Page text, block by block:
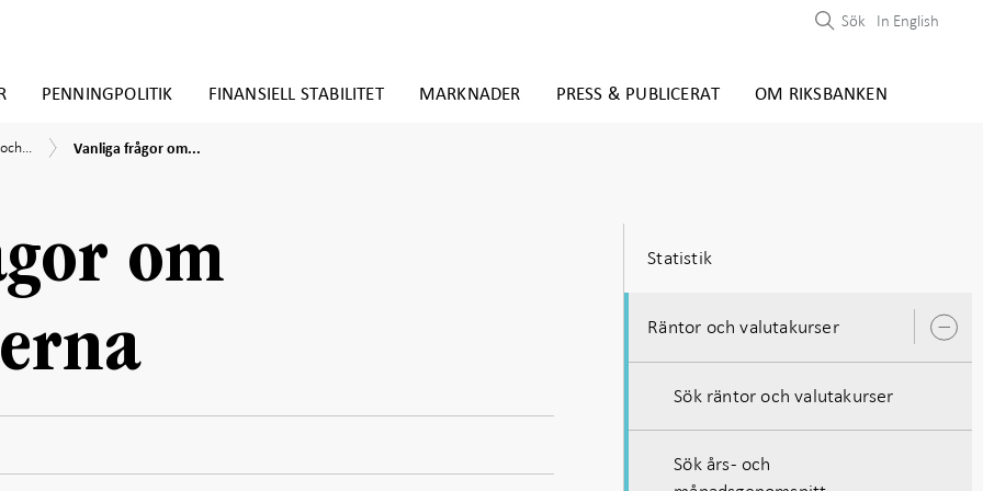
PENNINGPOLITIK FINANSIELL STABILITET MARKNADER PRESS & PUBLICERAT OM RIKSBANKEN
Sök In English
Vanliga
frågor
Vanliga frågor om...
om
Statistik
Räntor och valutakurser
Sök räntor och valutakurser
Sök års- och